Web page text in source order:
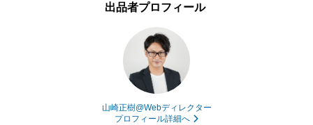
出品者プロフィール
山崎正樹@Webディレクター
プロフィール詳細へ